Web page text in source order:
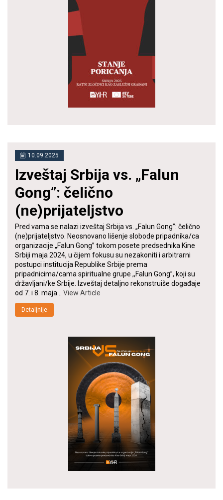
10.09.2025
Izveštaj Srbija vs. „Falun
Gong”: čelično
(ne)prijateljstvo
Pred vama se nalazi izveštaj Srbija vs. „Falun Gong”: čelično
(ne)prijateljstvo. Neosnovano lišenje slobode pripadnika/ca
organizacije „Falun Gong” tokom posete predsednika Kine
Srbiji maja 2024, u čijem fokusu su nezakoniti i arbitrarni
postupci institucija Republike Srbije prema
pripadnicima/cama spiritualne grupe ,,Falun Gong”, koji su
državljani/ke Srbije. Izveštaj detaljno rekonstruiše događaje
od 7. i 8. maja… View Article
Detaljnije